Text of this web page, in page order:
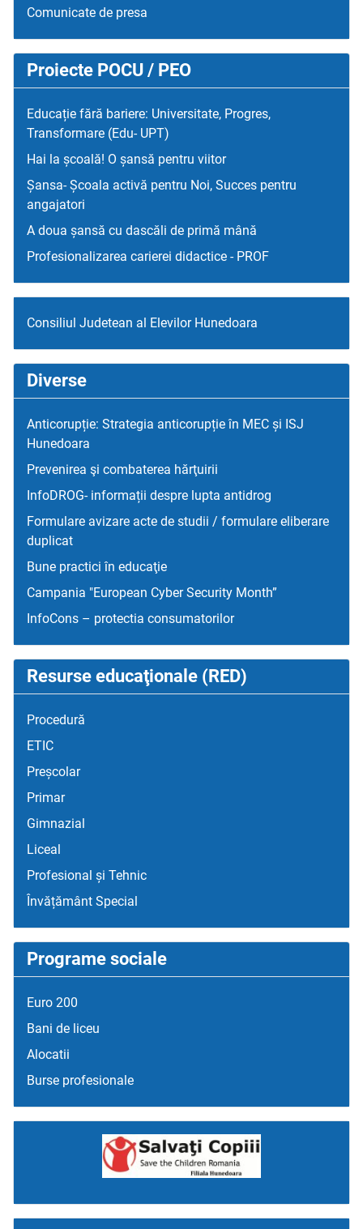
Comunicate de presa
Proiecte POCU / PEO
Educație fără bariere: Universitate, Progres,
Transformare (Edu- UPT)
Hai la școală! O șansă pentru viitor
Șansa- Școala activă pentru Noi, Succes pentru
angajatori
A doua șansă cu dascăli de primă mână
Profesionalizarea carierei didactice - PROF
Consiliul Judetean al Elevilor Hunedoara
Diverse
Anticorupție: Strategia anticorupție în MEC și ISJ
Hunedoara
Prevenirea şi combaterea hărţuirii
InfoDROG- informații despre lupta antidrog
Formulare avizare acte de studii / formulare eliberare
duplicat
Bune practici în educaţie
Campania "European Cyber Security Month”
InfoCons – protectia consumatorilor
Resurse educaţionale (RED)
Procedură
ETIC
Preșcolar
Primar
Gimnazial
Liceal
Profesional și Tehnic
Învățământ Special
Programe sociale
Euro 200
Bani de liceu
Alocatii
Burse profesionale